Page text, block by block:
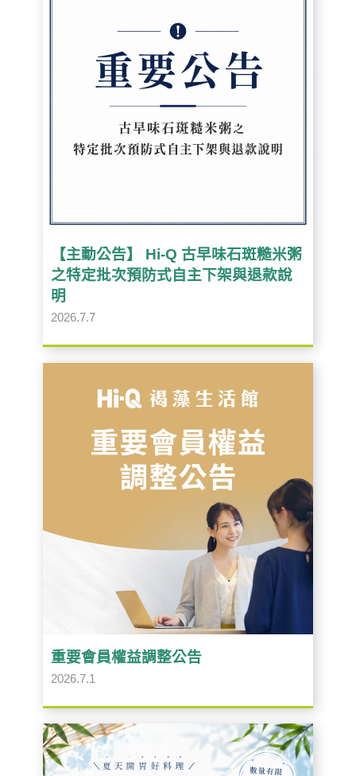
【主動公告】 Hi-Q 古早味石斑糙米粥
之特定批次預防式自主下架與退款說
明
2026.7.7
重要會員權益調整公告
2026.7.1